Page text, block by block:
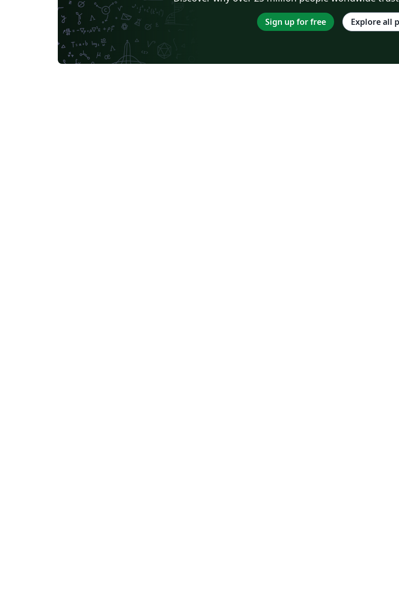
Sign up for free Explore all